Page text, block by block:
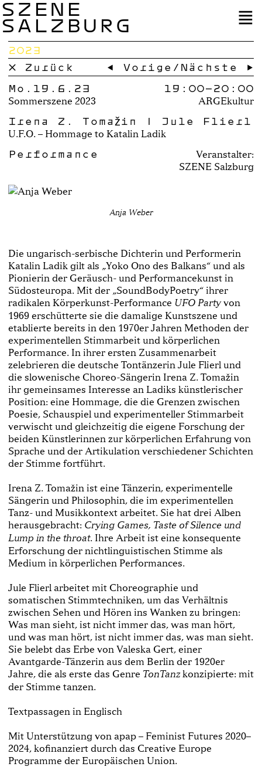
SZENE
SALZBURG
2023
× Zurück
← Vorige / Nächste →
Mo.19.6.23
Sommerszene 2023
19:00–20:00
ARGEkultur
Irena Z. Tomažin | Jule Flierl
U.F.O. – Hommage to Katalin Ladik
Performance
Veranstalter:
SZENE Salzburg
Anja Weber
Die ungarisch­-serbische Dichterin und Performe­rin
Katalin Ladik gilt als „Yoko Ono des Balkans“ und als
Pionierin der Geräusch-­ und Performancekunst in
Südosteuropa. Mit der „SoundBodyPoetry“ ihrer
radikalen Körperkunst­-Performance UFO Partyvon
1969 erschütterte sie die damalige Kunstszene und
etablier­te bereits in den 1970er Jahren Methoden der
experi­mentellen Stimmarbeit und körperlichen
Performance. In ihrer ersten Zusammenarbeit
zelebrieren die deut­sche Tontänzerin Jule Flierl und
die slowenische Choreo­-Sängerin Irena Z. Tomažin
ihr gemeinsames Inter­esse an Ladiks künstlerischer
Position: eine Hommage, die die Grenzen zwischen
Poesie, Schauspiel und ex­perimenteller Stimmarbeit
verwischt und gleichzeitig die eigene Forschung der
beiden Künstlerinnen zur kör­perlichen Erfahrung von
Sprache und der Artikulation verschiedener Schichten
der Stimme fortführt.
Irena Z. Tomažin ist eine Tänzerin, experimentelle
Sän­gerin und Philosophin, die im experimentellen
Tanz-­ und Musikkontext arbeitet. Sie hat drei Alben
heraus­gebracht: Crying Games, Taste of Silence und
Lump in the throat. Ihre Arbeit ist eine konsequente
Erforschung der nicht­linguistischen Stimme als
Medium in körper­lichen Performances.
Jule Flierl arbeitet mit Choreographie und
somatischen Stimmtechniken, um das Verhältnis
zwischen Sehen und Hören ins Wanken zu bringen:
Was man sieht, ist nicht immer das, was man hört,
und was man hört, ist nicht immer das, was man sieht.
Sie belebt das Erbe von Valeska Gert, einer
Avantgarde­-Tänzerin aus dem Berlin der 1920er
Jahre, die als erste das Genre TonTanzkon­zipierte: mit
der Stimme tanzen.
Textpassagen in Englisch
Mit Unterstützung von apap – Feminist Futures 2020–
2024, kofinanziert durch das Creative Europe
Programme der Europäischen Union.